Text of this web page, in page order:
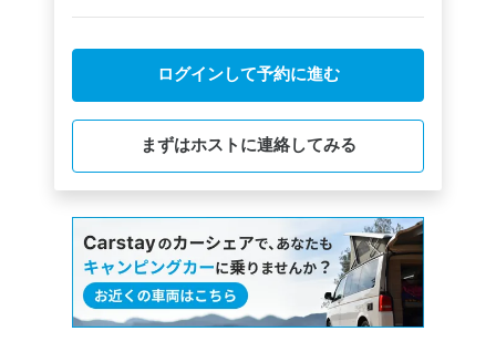
められてしまってました。）
ドッグランがバーベキューテラスの横にあります。
朝は鳥のさえずりが聞こえたり
夜中には鹿の親子も見かけました！
お風呂の施設はないので
車で近くのホテルエリアワンさんの日帰り入浴を利用しまし
た。夜21:00までなのでバーベキューの後に行けて助かりまし
ログインして予約に進む
まずはホストに連絡してみる